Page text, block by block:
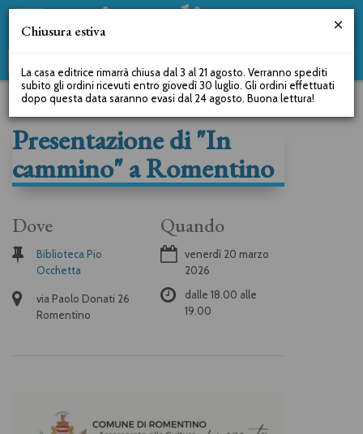
Presentazione di "In
cammino" a Romentino
Dove
Biblioteca Pio
Occhetta
via Paolo Donati 26
Romentino
Quando
venerdì 20 marzo
2026
dalle 18.00 alle
19.00
Chiusura estiva
La casa editrice rimarrà chiusa dal 3 al 21 agosto. Verranno spediti
subito gli ordini ricevuti entro giovedì 30 luglio. Gli ordini effettuati
dopo questa data saranno evasi dal 24 agosto. Buona lettura!